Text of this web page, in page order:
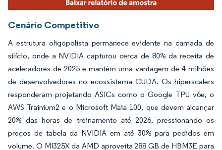
Cenário Competitivo
A estrutura oligopolista permanece evidente na camada de
silício, onde a NVIDIA capturou cerca de 80% da receita de
aceleradores de 2025 e mantém uma vantagem de 4 milhões
de desenvolvedores no ecossistema CUDA. Os hiperscalers
responderam projetando ASICs como o Google TPU v6e, o
AWS Trainium2 e o Microsoft Maia 100, que devem alcançar
20% das horas de treinamento até 2026, pressionando os
preços de tabela da NVIDIA em até 30% para pedidos em
volume. O MI325X da AMD aproveita 288 GB de HBM3E para